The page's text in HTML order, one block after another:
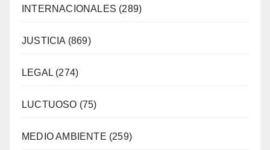
INTERNACIONALES (289)
JUSTICIA(869)
LEGAL(274)
LUCTUOSO (75)
MEDIO AMBIENTE (259)